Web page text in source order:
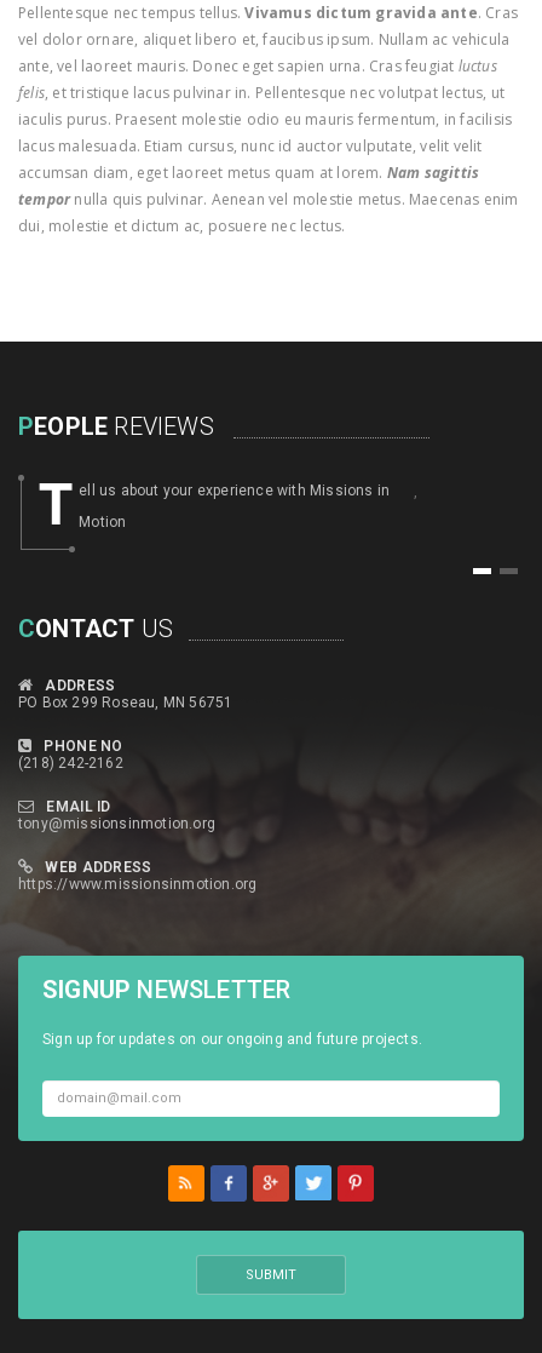
Pellentesque nec tempus tellus.Vivamus dictum gravida ante. Cras
vel dolor ornare, aliquet libero et, faucibus ipsum. Nullam ac vehicula
ante, vel laoreet mauris. Donec eget sapien urna. Cras feugiat luctus
felis, et tristique lacus pulvinar in. Pellentesque nec volutpat lectus, ut
iaculis purus. Praesent molestie odio eu mauris fermentum, in facilisis
lacus malesuada. Etiam cursus, nunc id auctor vulputate, velit velit
accumsan diam, eget laoreet metus quam at lorem. Nam sagittis
tempornulla quis pulvinar. Aenean vel molestie metus. Maecenas enim
dui, molestie et dictum ac, posuere nec lectus.
PEOPLE REVIEWS
T ell us about your experience with Missions in
Motion
1 2
CONTACT US
ADDRESS
PO Box 299 Roseau, MN 56751
PHONE NO
(218) 242-2162
EMAIL ID
tony@missionsinmotion.org
WEB ADDRESS
https://www.missionsinmotion.org
SIGNUP NEWSLETTER
Sign up for updates on our ongoing and future projects.